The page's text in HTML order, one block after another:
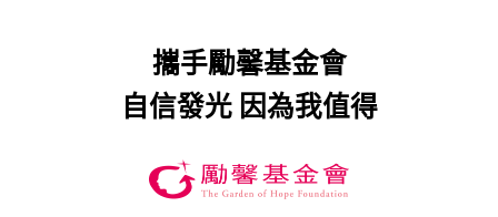
攜手勵馨基金會
自信發光 因為我值得